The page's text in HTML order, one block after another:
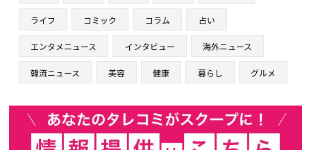
ライフ コミック コラム 占い
エンタメニュース インタビュー 海外ニュース
韓流ニュース 美容 健康 暮らし グルメ